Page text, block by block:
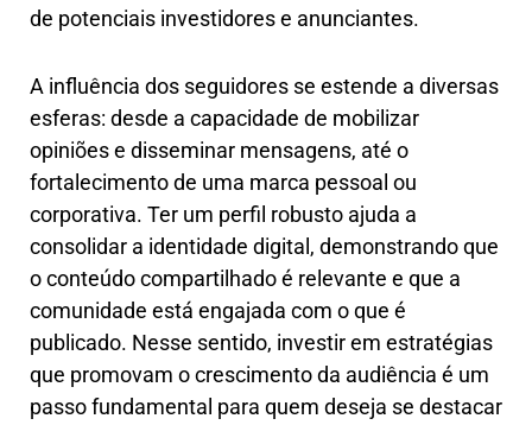
de potenciais investidores e anunciantes.
A influência dos seguidores se estende a diversas
esferas: desde a capacidade de mobilizar
opiniões e disseminar mensagens, até o
fortalecimento de uma marca pessoal ou
corporativa. Ter um perfil robusto ajuda a
consolidar a identidade digital, demonstrando que
o conteúdo compartilhado é relevante e que a
comunidade está engajada com o que é
publicado. Nesse sentido, investir em estratégias
que promovam o crescimento da audiência é um
passo fundamental para quem deseja se destacar